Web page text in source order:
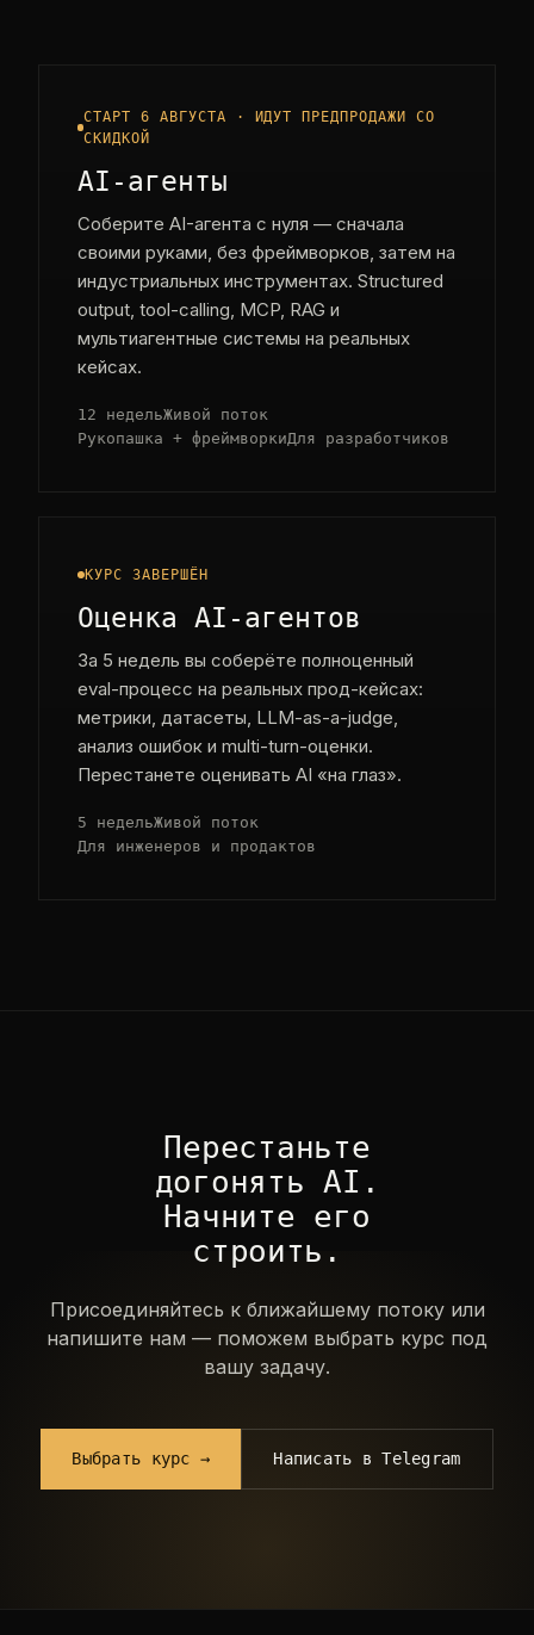
СТАРТ 6 АВГУСТА · ИДУТ ПРЕДПРОДАЖИ СО
СКИДКОЙ
AI-агенты
Соберите AI-агента с нуля — сначала
своими руками, без фреймворков, затем на
индустриальных инструментах. Structured
output, tool-calling, MCP, RAG и
мультиагентные системы на реальных
кейсах.
12 недельЖивой поток
Рукопашка + фреймворкиДля разработчиков
КУРС ЗАВЕРШЁН
Оценка AI-агентов
За 5 недель вы соберёте полноценный
eval-процесс на реальных прод-кейсах:
метрики, датасеты, LLM-as-a-judge,
анализ ошибок и multi-turn-оценки.
Перестанете оценивать AI «на глаз».
5 недельЖивой поток
Для инженеров и продактов
Перестаньте
догонять AI.
Начните его
строить.
Присоединяйтесь к ближайшему потоку или
напишите нам — поможем выбрать курс под
вашу задачу.
Выбрать курс → Написать в Telegram